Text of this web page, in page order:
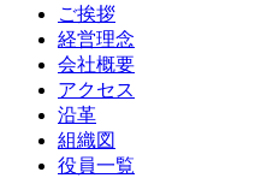
ご挨拶
経営理念
会社概要
アクセス
沿革
組織図
役員一覧